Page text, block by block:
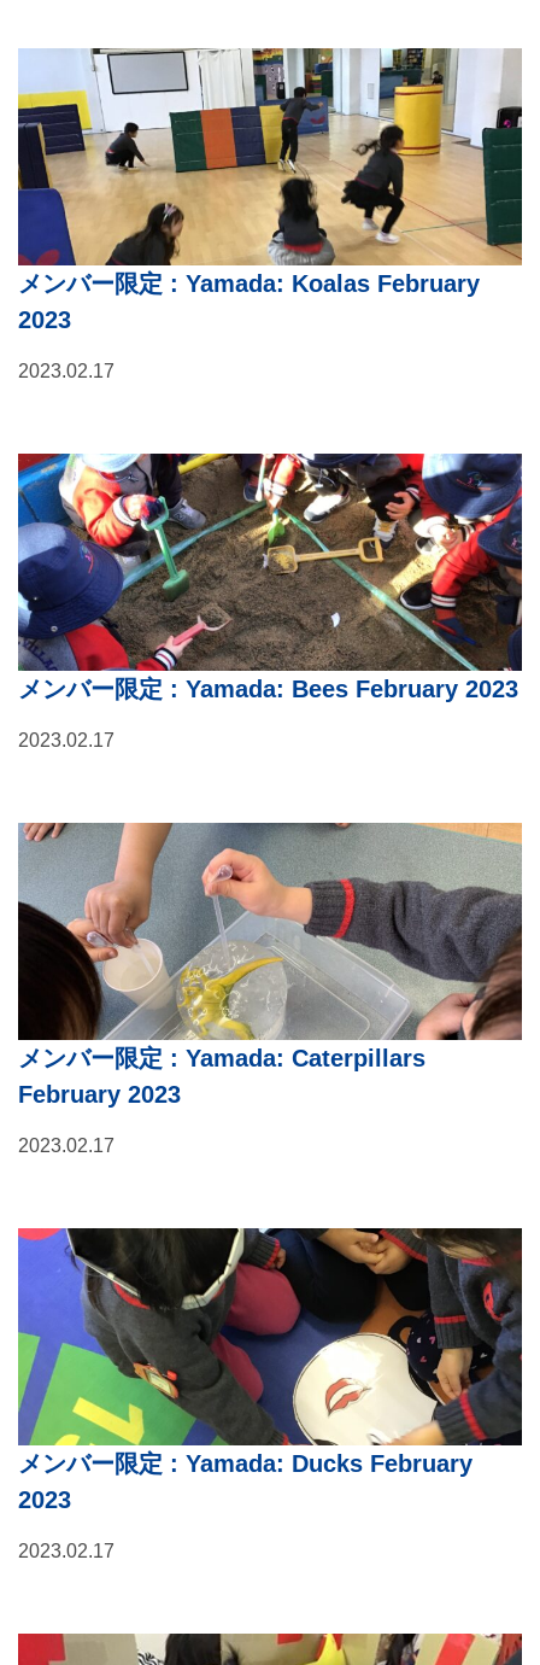
メンバー限定 : Yamada: Koalas February
2023
2023.02.17
メンバー限定 : Yamada: Bees February 2023
2023.02.17
メンバー限定 : Yamada: Caterpillars
February 2023
2023.02.17
メンバー限定 : Yamada: Ducks February
2023
2023.02.17